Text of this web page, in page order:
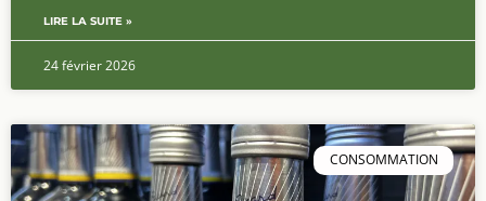
LIRE LA SUITE »
24 février 2026
CONSOMMATION